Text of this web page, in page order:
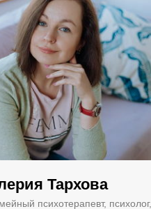
Тархова
психотерапевт, психолог,